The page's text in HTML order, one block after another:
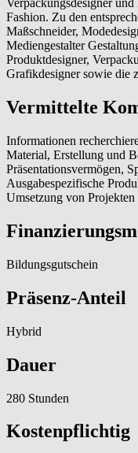
Verpackungsdesigner
Fashion. Zu den
Maßschneider,
Mediengestalter
Produktdesigner,
Grafikdesigner sowie die
Vermittelte
Informationen
Material, Erstellung und
Präsentationsvermögen,
Ausgabespezifische
Umsetzung von Projekten
Bildungsgutschein
Präsenz-Anteil
Hybrid
Dauer
280 Stunden
Kostenpflichtig